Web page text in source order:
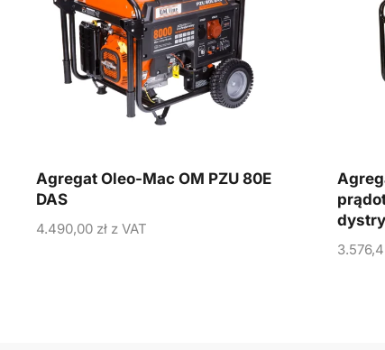
Agregat Oleo-Mac OM PZU 80E
DAS
4.490,00 zł z VAT